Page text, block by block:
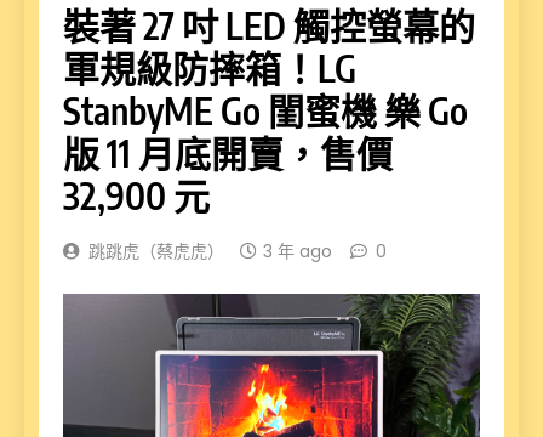
裝著 27 吋 LED 觸控螢幕的
軍規級防摔箱！LG
StanbyME Go 閨蜜機 樂 Go
版 11 月底開賣，售價
32,900 元
跳跳虎（蔡虎虎） 3 年 ago 0